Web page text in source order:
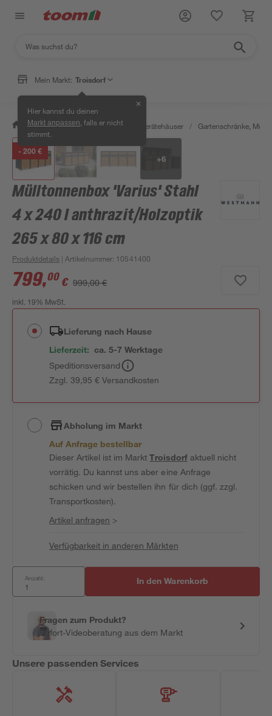
Mein Markt: Troisdorf
Hier kannst du deinen
Markt anpassen , falls er nicht
stimmt.
✕
/ Garten & Freizeit / Garten- & Gerätehäuser / Gartenschränke,
- 200 €
+6
Mülltonnenbox 'Varius' Stahl
4 x 240 l anthrazit/Holzoptik
265 x 80 x 116 cm
Produktdetails | Artikelnummer: 10541400
799,00 € 999,00 €
inkl. 19% MwSt.
Lieferung nach Hause
Lieferzeit: ca. 5-7 Werktage
Speditionsversand
Zzgl. 39,95 € Versandkosten
Abholung im Markt
Auf Anfrage bestellbar
Dieser Artikel ist im MarktTroisdorfaktuell nicht
vorrätig. Du kannst uns aber eine Anfrage
schicken und wir bestellen ihn für dich (ggf. zzgl.
Transportkosten).
Artikel anfragen >
Verfügbarkeit in anderen Märkten
Anzahl: In den Warenkorb
Fragen zum Produkt?
Sofort-Videoberatung aus dem Markt
Unsere passenden Services